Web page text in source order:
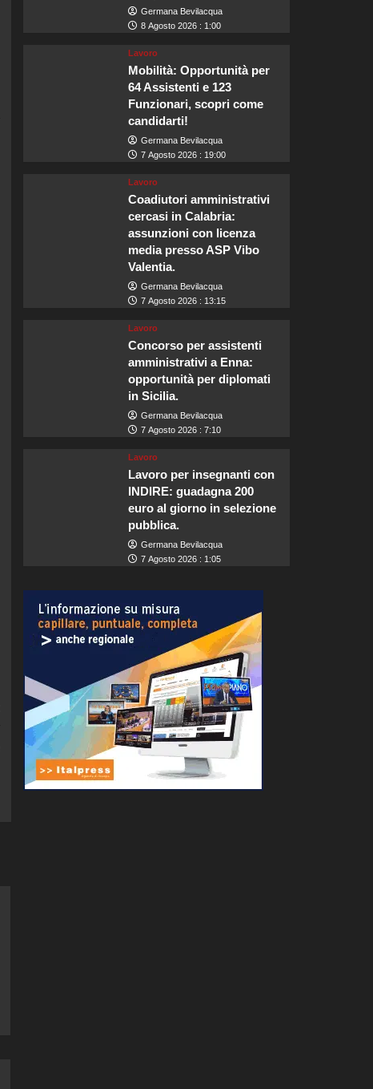
Germana Bevilacqua
8 Agosto 2026 : 1:00
Lavoro
Mobilità: Opportunità per
64 Assistenti e 123
Funzionari, scopri come
candidarti!
Germana Bevilacqua
7 Agosto 2026 : 19:00
Lavoro
Coadiutori amministrativi
cercasi in Calabria:
assunzioni con licenza
media presso ASP Vibo
Valentia.
Germana Bevilacqua
7 Agosto 2026 : 13:15
Lavoro
Concorso per assistenti
amministrativi a Enna:
opportunità per diplomati
in Sicilia.
Germana Bevilacqua
7 Agosto 2026 : 7:10
Lavoro
Lavoro per insegnanti con
INDIRE: guadagna 200
euro al giorno in selezione
pubblica.
Germana Bevilacqua
7 Agosto 2026 : 1:05